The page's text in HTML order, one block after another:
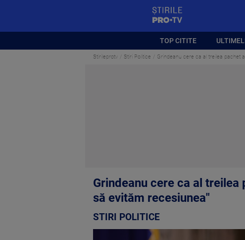
TOP CITITE
Stirileprotv Stiri Politice Grindeanu cere ca al treilea pachet
Grindeanu cere ca al
să evităm recesiunea"
STIRI POLITICE